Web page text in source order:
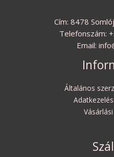
Cím: 8478
Telefonszám:
Email:
Általános